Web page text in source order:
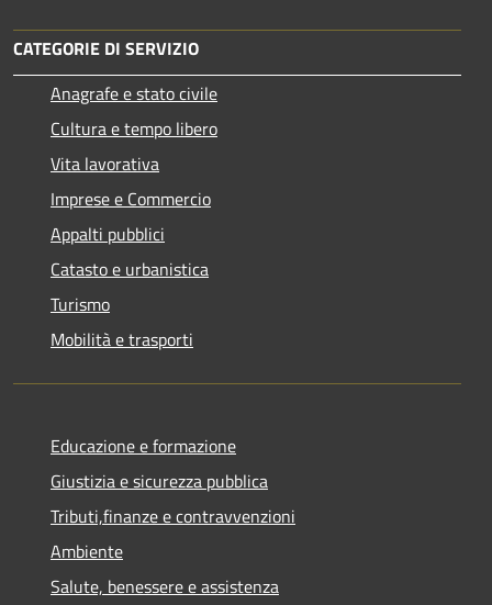
CATEGORIE DI SERVIZIO
Anagrafe e stato civile
Cultura e tempo libero
Vita lavorativa
Imprese e Commercio
Appalti pubblici
Catasto e urbanistica
Turismo
Mobilità e trasporti
Educazione e formazione
Giustizia e sicurezza pubblica
Tributi,finanze e contravvenzioni
Ambiente
Salute, benessere e assistenza